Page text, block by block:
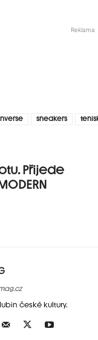
Reklama
sneakers
Přijede
české kultury.